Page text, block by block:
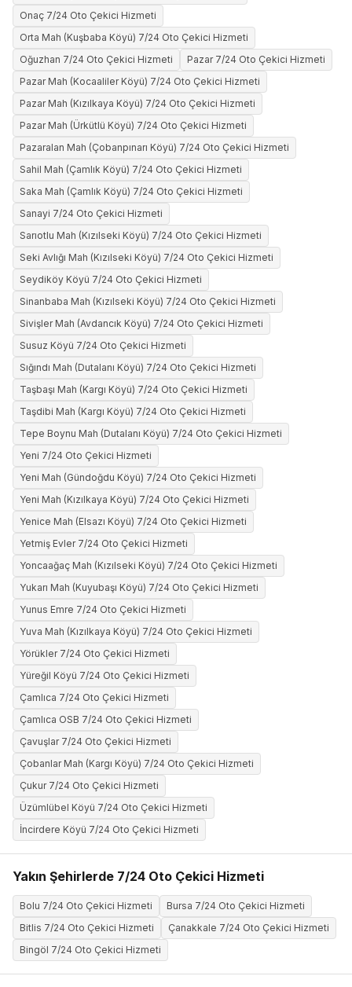
Onaç 7/24 Oto Çekici Hizmeti
Orta Mah (Kuşbaba Köyü) 7/24 Oto Çekici Hizmeti
Oğuzhan 7/24 Oto Çekici Hizmeti
Pazar 7/24 Oto Çekici Hizmeti
Pazar Mah (Kocaaliler Köyü) 7/24 Oto Çekici Hizmeti
Pazar Mah (Kızılkaya Köyü) 7/24 Oto Çekici Hizmeti
Pazar Mah (Ürkütlü Köyü) 7/24 Oto Çekici Hizmeti
Pazaralan Mah (Çobanpınarı Köyü) 7/24 Oto Çekici Hizmeti
Sahil Mah (Çamlık Köyü) 7/24 Oto Çekici Hizmeti
Saka Mah (Çamlık Köyü) 7/24 Oto Çekici Hizmeti
Sanayi 7/24 Oto Çekici Hizmeti
Sarıotlu Mah (Kızılseki Köyü) 7/24 Oto Çekici Hizmeti
Seki Avlığı Mah (Kızılseki Köyü) 7/24 Oto Çekici Hizmeti
Seydiköy Köyü 7/24 Oto Çekici Hizmeti
Sinanbaba Mah (Kızılseki Köyü) 7/24 Oto Çekici Hizmeti
Sivişler Mah (Avdancık Köyü) 7/24 Oto Çekici Hizmeti
Susuz Köyü 7/24 Oto Çekici Hizmeti
Sığındı Mah (Dutalanı Köyü) 7/24 Oto Çekici Hizmeti
Taşbaşı Mah (Kargı Köyü) 7/24 Oto Çekici Hizmeti
Taşdibi Mah (Kargı Köyü) 7/24 Oto Çekici Hizmeti
Tepe Boynu Mah (Dutalanı Köyü) 7/24 Oto Çekici Hizmeti
Yeni 7/24 Oto Çekici Hizmeti
Yeni Mah (Gündoğdu Köyü) 7/24 Oto Çekici Hizmeti
Yeni Mah (Kızılkaya Köyü) 7/24 Oto Çekici Hizmeti
Yenice Mah (Elsazı Köyü) 7/24 Oto Çekici Hizmeti
Yetmiş Evler 7/24 Oto Çekici Hizmeti
Yoncaağaç Mah (Kızılseki Köyü) 7/24 Oto Çekici Hizmeti
Yukarı Mah (Kuyubaşı Köyü) 7/24 Oto Çekici Hizmeti
Yunus Emre 7/24 Oto Çekici Hizmeti
Yuva Mah (Kızılkaya Köyü) 7/24 Oto Çekici Hizmeti
Yörükler 7/24 Oto Çekici Hizmeti
Yüreğil Köyü 7/24 Oto Çekici Hizmeti
Çamlıca 7/24 Oto Çekici Hizmeti
Çamlıca OSB 7/24 Oto Çekici Hizmeti
Çavuşlar 7/24 Oto Çekici Hizmeti
Çobanlar Mah (Kargı Köyü) 7/24 Oto Çekici Hizmeti
Çukur 7/24 Oto Çekici Hizmeti
Üzümlübel Köyü 7/24 Oto Çekici Hizmeti
İncirdere Köyü 7/24 Oto Çekici Hizmeti
Yakın Şehirlerde 7/24 Oto Çekici Hizmeti
Bolu 7/24 Oto Çekici Hizmeti
Bursa 7/24 Oto Çekici Hizmeti
Bitlis 7/24 Oto Çekici Hizmeti
Çanakkale 7/24 Oto Çekici Hizmeti
Bingöl 7/24 Oto Çekici Hizmeti